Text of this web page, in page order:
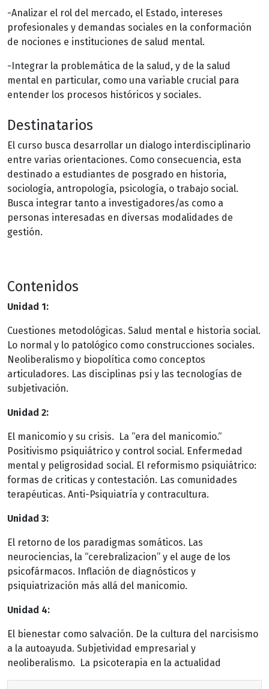
-Analizar el rol del mercado, el Estado, intereses
profesionales y demandas sociales en la conformación
de nociones e instituciones de salud mental.
-Integrar la problemática de la salud, y de la salud
mental en particular, como una variable crucial para
entender los procesos históricos y sociales.
Destinatarios
El curso busca desarrollar un dialogo interdisciplinario
entre varias orientaciones. Como consecuencia, esta
destinado a estudiantes de posgrado en historia,
sociología, antropología, psicología, o trabajo social.
Busca integrar tanto a investigadores/as como a
personas interesadas en diversas modalidades de
gestión.
Contenidos
Unidad 1:
Cuestiones metodológicas. Salud mental e historia social.
Lo normal y lo patológico como construcciones sociales.
Neoliberalismo y biopolítica como conceptos
articuladores. Las disciplinas psi y las tecnologías de
subjetivación.
Unidad 2:
El manicomio y su crisis. La “era del manicomio.“
Positivismo psiquiátrico y control social. Enfermedad
mental y peligrosidad social. El reformismo psiquiátrico:
formas de criticas y contestación. Las comunidades
terapéuticas. Anti-Psiquiatría y contracultura.
Unidad 3:
El retorno de los paradigmas somáticos. Las
neurociencias, la “cerebralizacion” y el auge de los
psicofármacos. Inflación de diagnósticos y
psiquiatrización más allá del manicomio.
Unidad 4:
El bienestar como salvación. De la cultura del narcisismo
a la autoayuda. Subjetividad empresarial y
neoliberalismo. La psicoterapia en la actualidad